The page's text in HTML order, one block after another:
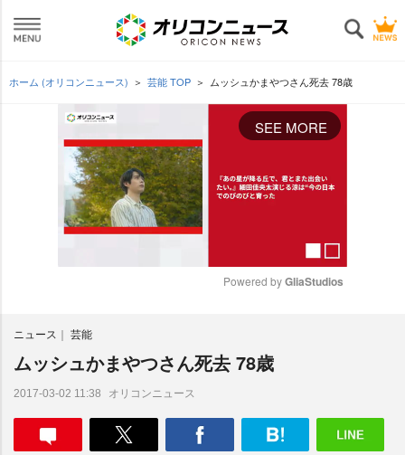
ホーム (オリコンニュース) 芸能 TOP ムッシュかまやつさん死去 78歳
SEE MORE
Powered by GliaStudios
ニュース 芸能
ムッシュかまやつさん死去 78歳
2017-03-02 11:38 オリコンニュース